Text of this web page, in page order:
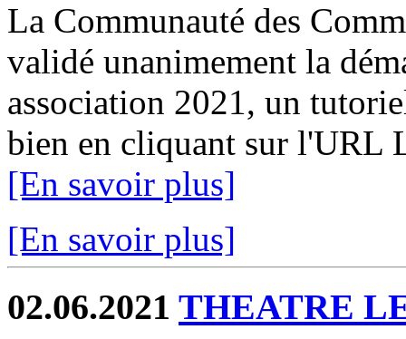
La Communauté des
validé unanimement la
association 2021, un
bien en cliquant sur l'URL
[En savoir plus]
[En savoir plus]
02.06.2021 THEATRE